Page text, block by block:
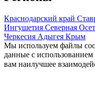
Краснодарский край
Ингушетия Северная
Черкесия Адыгея Крым
Мы используем файлы
данные с
вам наилучшее